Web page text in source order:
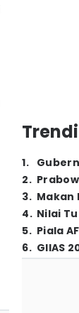
1.
2.
3. Makan
4. Nilai
5. Piala
6. GIIAS